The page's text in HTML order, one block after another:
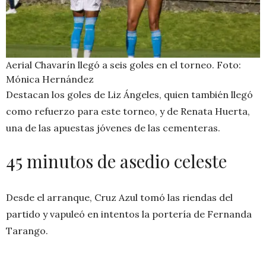
Aerial Chavarín llegó a seis goles en el torneo. Foto:
Mónica Hernández
Destacan los goles de Liz Ángeles, quien también llegó
como refuerzo para este torneo, y de Renata Huerta,
una de las apuestas jóvenes de las cementeras.
45 minutos de asedio celeste
Desde el arranque, Cruz Azul tomó las riendas del
partido y vapuleó en intentos la portería de Fernanda
Tarango.